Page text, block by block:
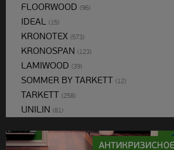
FLOORWOOD (96)
IDEAL (15)
KRONOTEX (573)
KRONOSPAN (123)
LAMIWOOD (39)
SOMMER BY TARKETT (12)
TARKETT (258)
UNILIN (81)